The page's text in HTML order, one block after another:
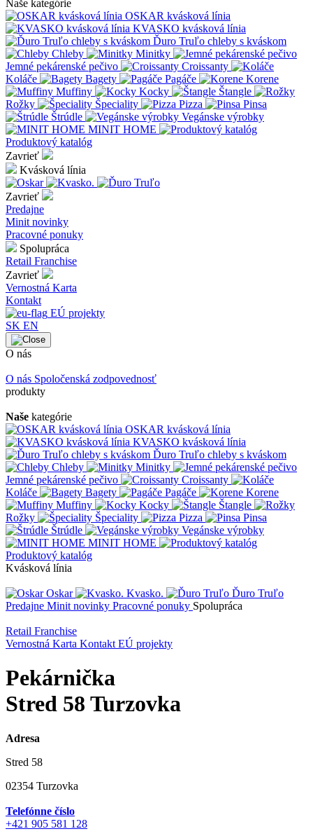
Naše kategórie
OSKAR kvásková línia
KVASKO kvásková línia
Ďuro Truľo chleby s kváskom
Chleby
Minitky
Jemné pekárenské pečivo
Croissanty
Koláče
Bagety Pagáče
Korene
Muffiny
Kocky
Štangle
Rožky
Špeciality Pizza
Pinsa
Štrúdle
Vegánske výrobky
MINIT HOME
Produktový katalóg
Zavrieť
Kvásková línia
Zavrieť
Predajne
Minit novinky
Pracovné ponuky
Spolupráca
Retail Franchise
Zavrieť
Vernostná Karta
Kontakt
EÚ projekty
SK EN
O nás
O nás Spoločenská zodpovednosť
produkty
Naše kategórie
OSKAR kvásková línia
KVASKO kvásková línia
Ďuro Truľo chleby s kváskom
Chleby
Minitky
Jemné pekárenské pečivo
Croissanty
Koláče
Bagety Pagáče
Korene
Muffiny
Kocky
Štangle
Rožky
Špeciality Pizza
Pinsa
Štrúdle
Vegánske výrobky
MINIT HOME
Produktový katalóg
Kvásková línia
Oskar Kvasko.
Ďuro Truľo
Predajne Minit novinky Pracovné ponuky Spolupráca
Retail Franchise
Vernostná Karta Kontakt EÚ projekty
Pekárnička
Stred 58 Turzovka
Adresa
Stred 58
02354 Turzovka
Telefónne číslo
+421 905 581 128